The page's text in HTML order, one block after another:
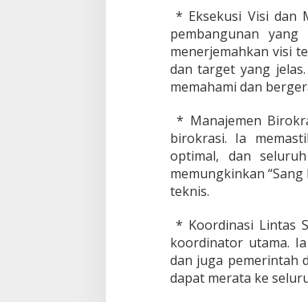
* Eksekusi Visi dan
pembangunan
menerjemahkan visi
dan target yang
memahami dan
* Manajemen
birokrasi. Ia
optimal, dan
memungkinkan
teknis.
* Koordinasi Lintas
koordinator utama.
dan juga pemerintah
dapat merata ke